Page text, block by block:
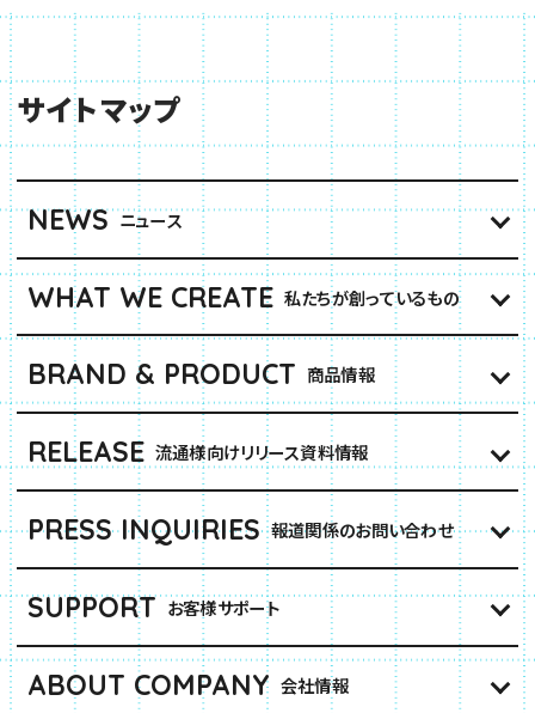
サイトマップ
NEWS ニュース
WHAT WE CREATE 私たちが創っているもの
BRAND & PRODUCT 商品情報
RELEASE 流通様向けリリース資料情報
PRESS INQUIRIES 報道関係のお問い合わせ
SUPPORT お客様サポート
ABOUT COMPANY 会社情報